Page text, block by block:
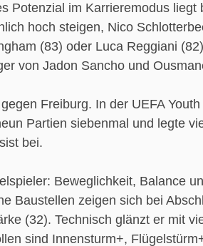
Potenzial im Karrieremodus liegt
hoch steigen, Nico
(83) oder Luca Reggiani
von Jadon Sancho und
Freiburg. In der UEFA
Partien siebenmal und legte
bei.
Beweglichkeit, Balance
Baustellen zeigen sich bei
(32). Technisch glänzt er mit
sind Innensturm+,